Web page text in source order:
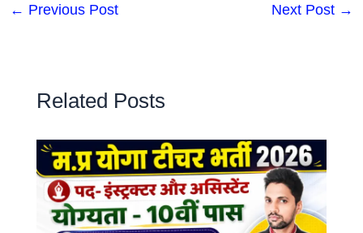
← Previous Post Next Post →
Related Posts